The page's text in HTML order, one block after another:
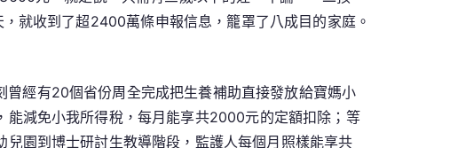
就收到了超2400萬條申報信息，籠罩了八成目的家庭。
經有20個省份周全完成把生養補助直接發放給寶媽小
減免小我所得稅，每月能享共2000元的定額扣除；等
園到博士研討生教導階段，監護人每個月照樣能享共